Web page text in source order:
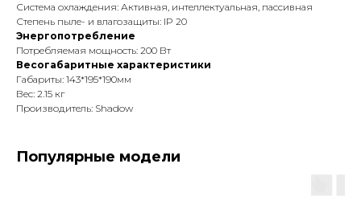
Система охлаждения: Активная, интеллектуальная, пассивная
Степень пыле- и влагозащиты: IP 20
Энергопотребление
Потребляемая мощность: 200 Вт
Весогабаритные характеристики
Габариты: 143*195*190мм
Вес: 2.15 кг
Производитель: Shadow
Популярные модели